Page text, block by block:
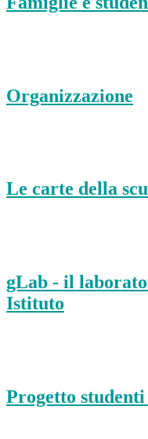
Organizzazione
Le carte della
gLab - il
Istituto
Progetto